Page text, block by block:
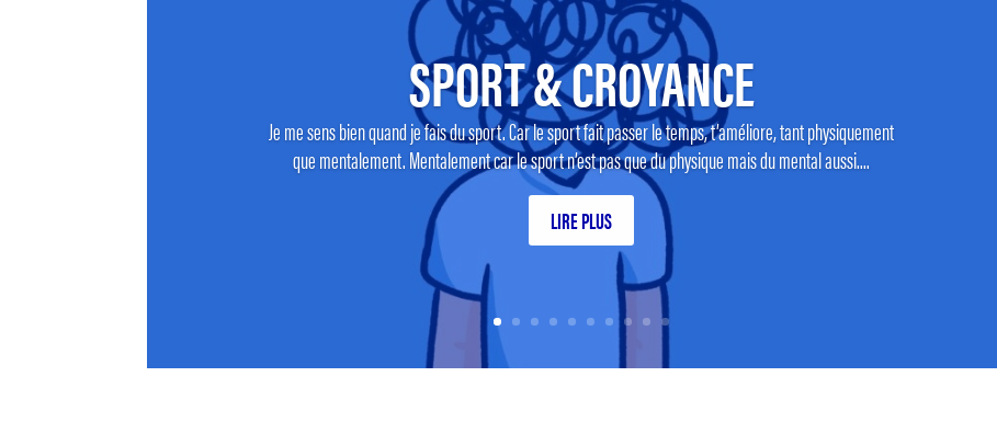
SPORT & CROYANCE
Je me sens bien quand je fais du sport. Car le sport fait passer le temps, t’améliore, tant physiquement
que mentalement. Mentalement car le sport n’est pas que du physique mais du mental aussi....
LIRE PLUS